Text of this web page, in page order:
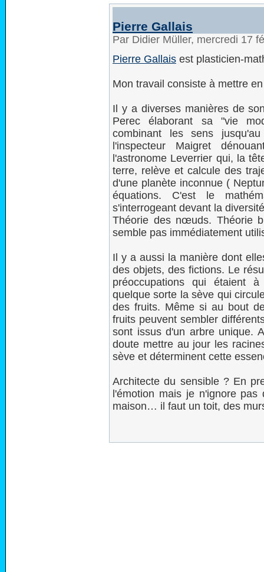
Pierre Gallais
Par Didier Müller, mercredi 17
Pierre Gallais est plasticien-
Mon travail consiste à mettre
Il y a diverses manières de
Perec élaborant sa "vie
combinant les sens
l'inspecteur Maigret
l'astronome Leverrier qui, la
terre, relève et calcule des
d'une planète inconnue (
équations. C'est le
s'interrogeant devant la
Théorie des nœuds. Théorie
semble pas immédiatement
Il y a aussi la manière dont
des objets, des fictions. Le
préoccupations qui étaient
quelque sorte la sève qui
des fruits. Même si au bout
fruits peuvent sembler
sont issus d'un arbre unique.
doute mettre au jour les
sève et déterminent cette
Architecte du sensible ? En
l'émotion mais je n'ignore
maison… il faut un toit, des